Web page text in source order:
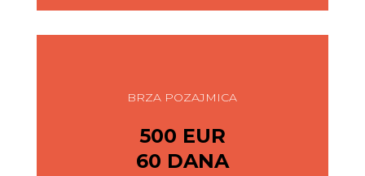
BRZA POZAJMICA
500 EUR
60 DANA